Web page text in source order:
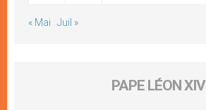
« Mai Juil »
PAPE LÉON XIV